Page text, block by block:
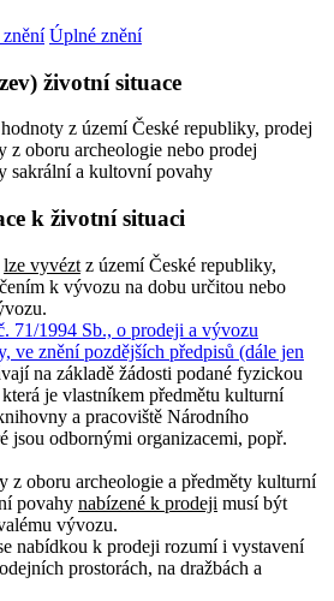
znění Úplné znění
životní situace
z území České republiky, prodej
z oboru archeologie nebo prodej
sakrální a kultovní povahy
k životní situaci
lze vyvézt z území České republiky,
k vývozu na dobu určitou nebo
71/1994 Sb., o prodeji a vývozu
ve znění pozdějších předpisů (dále jen
na základě žádosti podané fyzickou
je vlastníkem předmětu kulturní
a pracoviště Národního
jsou odbornými organizacemi, popř.
z oboru archeologie a předměty kulturní
povahy nabízené k prodeji musí být
vývozu.
nabídkou k prodeji rozumí i vystavení
prostorách, na dražbách a